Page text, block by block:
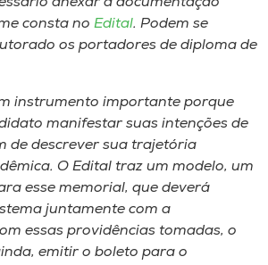
consta no Edital. Podem se
os portadores de diploma de
instrumento importante porque
manifestar suas intenções de
de descrever sua trajetória
O Edital traz um modelo, um
esse memorial, que deverá
juntamente com a
essas providências tomadas, o
emitir o boleto para o